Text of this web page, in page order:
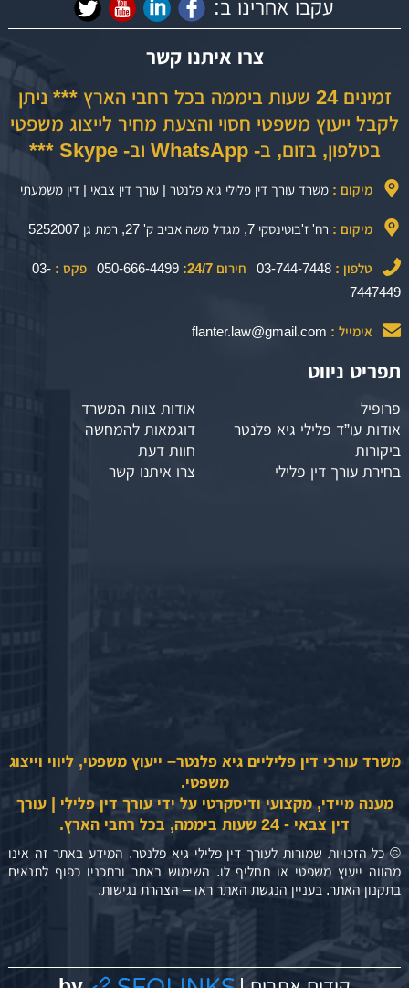
עקבו אחרינו ב:
צרו איתנו קשר
זמינים 24 שעות ביממה בכל רחבי הארץ *** ניתן
לקבל ייעוץ משפטי חסוי והצעת מחיר לייצוג משפטי
בטלפון, בזום, ב- WhatsApp וב- Skype ***
מיקום : משרד עורך דין פלילי גיא פלנטר | עורך דין צבאי | דין משמעתי
מיקום : רח' ז'בוטינסקי 7, מגדל משה אביב ק' 27, רמת גן 5252007
טלפון : 03-744-7448 חירום 24/7: 050-666-4499 פקס : 03-
7447449
אימייל : flanter.law@gmail.com
תפריט ניווט
פרופיל
אודות צוות המשרד
אודות עו”ד פלילי גיא פלנטר
דוגמאות להמחשה
ביקורות
חוות דעת
בחירת עורך דין פלילי
צרו איתנו קשר
משרד עורכי דין פליליים גיא פלנטר– ייעוץ משפטי, ליווי וייצוג
משפטי.
מענה מיידי, מקצועי ודיסקרטי על ידי עורך דין פלילי | עורך
דין צבאי - 24 שעות ביממה, בכל רחבי הארץ.
© כל הזכויות שמורות לעורך דין פלילי גיא פלנטר. המידע באתר זה אינו
מהווה ייעוץ משפטי או תחליף לו. השימוש באתר ובתכניו כפוף לתנאים
בתקנון האתר. בעניין הנגשת האתר ראו – הצהרת נגישות.